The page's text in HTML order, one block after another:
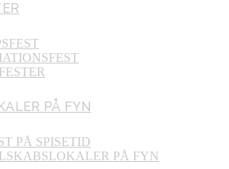
PÅ FYN
PÅ SPISETID
PÅ FYN